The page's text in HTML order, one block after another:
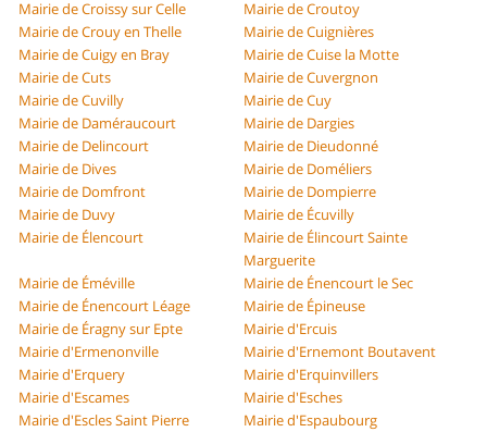
Mairie de Croissy sur Celle
Mairie de Croutoy
Mairie de Crouy en Thelle
Mairie de Cuignières
Mairie de Cuigy en Bray
Mairie de Cuise la Motte
Mairie de Cuts
Mairie de Cuvergnon
Mairie de Cuvilly
Mairie de Cuy
Mairie de Daméraucourt
Mairie de Dargies
Mairie de Delincourt
Mairie de Dieudonné
Mairie de Dives
Mairie de Doméliers
Mairie de Domfront
Mairie de Dompierre
Mairie de Duvy
Mairie de Écuvilly
Mairie de Élencourt
Mairie de Élincourt Sainte
Marguerite
Mairie de Éméville
Mairie de Énencourt le Sec
Mairie de Énencourt Léage
Mairie de Épineuse
Mairie de Éragny sur Epte
Mairie d'Ercuis
Mairie d'Ermenonville
Mairie d'Ernemont Boutavent
Mairie d'Erquery
Mairie d'Erquinvillers
Mairie d'Escames
Mairie d'Esches
Mairie d'Escles Saint Pierre
Mairie d'Espaubourg